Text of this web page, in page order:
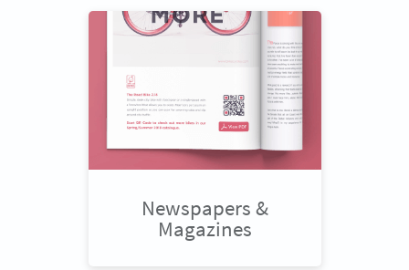
Newspapers &
Magazines